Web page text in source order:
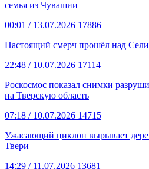
семья из Чувашии
00:01 / 13.07.2026 17886
Настоящий смерч прошёл над
22:48 / 10.07.2026 17114
Роскосмос показал снимки
на Тверскую область
07:18 / 10.07.2026 14715
Ужасающий циклон вырывает
Твери
14:29 / 11.07.2026 13681